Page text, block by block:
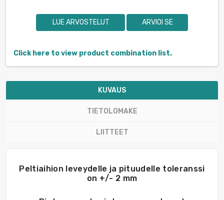
LUE ARVOSTELUT ARVIOI SE
Click here to view product combination list.
KUVAUS
TIETOLOMAKE
LIITTEET
Peltiaihion leveydelle ja pituudelle toleranssi
on +/- 2 mm